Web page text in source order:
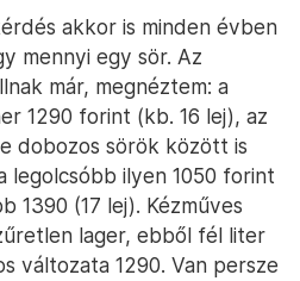
akkor is minden évben
mennyi egy sör. Az
már, megnéztem: a
1290 forint (kb. 16 lej), az
dobozos sörök között is
legolcsóbb ilyen 1050 forint
1390 (17 lej). Kézműves
lager, ebből fél liter
változata 1290. Van persze